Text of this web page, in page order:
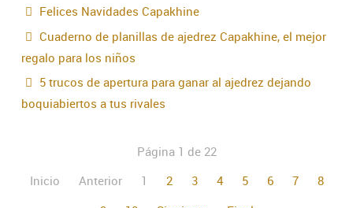
Felices Navidades Capakhine
Cuaderno de planillas de ajedrez Capakhine, el mejor
regalo para los niños
5 trucos de apertura para ganar al ajedrez dejando
boquiabiertos a tus rivales
Página 1 de 22
Inicio
Anterior 1 2 3 4 5 6 7
8